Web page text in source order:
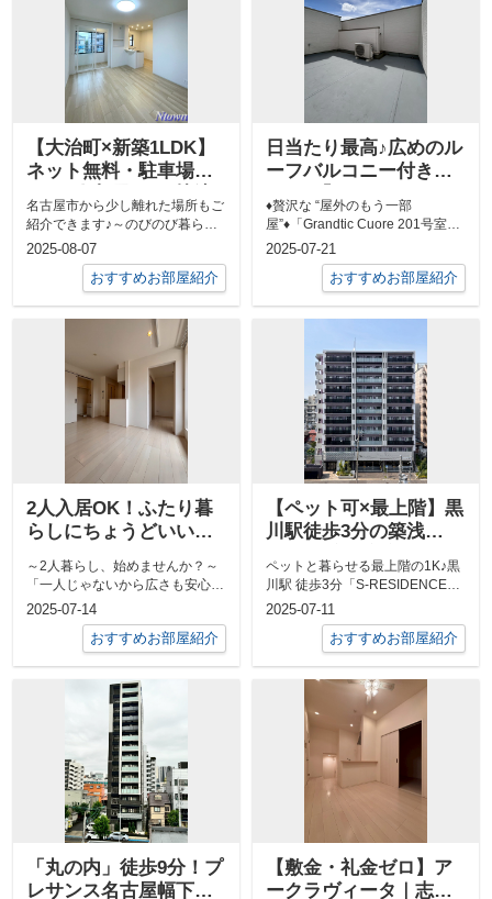
【大治町×新築1LDK】
ネット無料・駐車場あ
り！2人入居OKの快適
なお部屋♪
名古屋市から少し離れた場所もご
紹介できます♪～のびのび暮らせ
る、大治町の新築1LDK～名古屋
市内の喧...
2025-08-07
おすすめお部屋紹介
日当たり最高♪広めのル
ーフバルコニー付き
1LDK「Grandtic Cuore
201号室」
♦贅沢な “屋外のもう一部
屋”♦「Grandtic Cuore 201号室」
の最大の特徴はルーフバル...
2025-07-21
おすすめお部屋紹介
2人入居OK！ふたり暮
らしにちょうどいい
Nagoya Castle 105号
室】
～2人暮らし、始めませんか？～
「一人じゃないから広さも安心感
も大切」そんなふたりにぴったり
のお部屋が...
2025-07-14
おすすめお部屋紹介
【ペット可×最上階】黒
川駅徒歩3分の築浅
り暮らしに◎
ペットと暮らせる最上階の1K♪黒
川駅 徒歩3分「S-RESIDENCE黒
川本通一丁目」名城線「黒川」...
2025-07-11
おすすめお部屋紹介
「丸の内」徒歩9分！プ
レサンス名古屋幅下フ
【敷金・礼金ゼロ】ア
ークラヴィータ｜志賀